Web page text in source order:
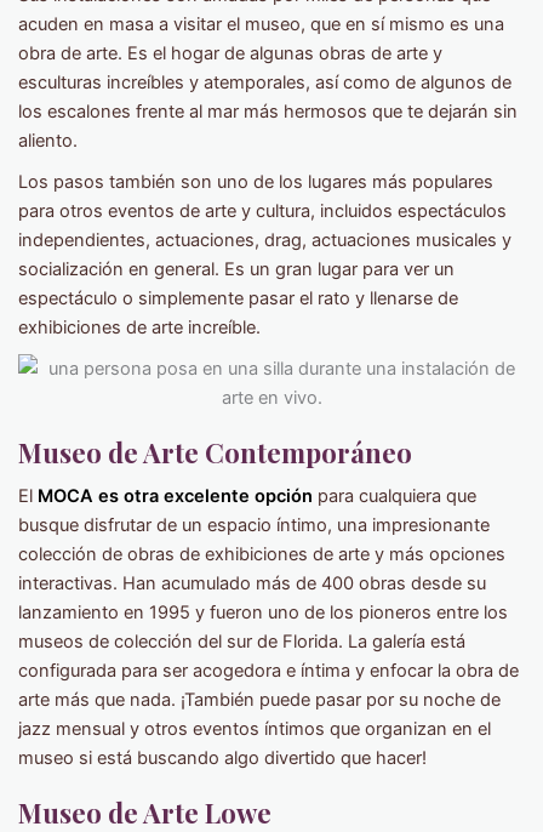
acuden en masa a visitar el museo, que en sí mismo es una
obra de arte. Es el hogar de algunas obras de arte y
esculturas increíbles y atemporales, así como de algunos de
los escalones frente al mar más hermosos que te dejarán sin
aliento.
Los pasos también son uno de los lugares más populares
para otros eventos de arte y cultura, incluidos espectáculos
independientes, actuaciones, drag, actuaciones musicales y
socialización en general. Es un gran lugar para ver un
espectáculo o simplemente pasar el rato y llenarse de
exhibiciones de arte increíble.
Museo de Arte Contemporáneo
El MOCA es otra excelente opción para cualquiera que
busque disfrutar de un espacio íntimo, una impresionante
colección de obras de exhibiciones de arte y más opciones
interactivas. Han acumulado más de 400 obras desde su
lanzamiento en 1995 y fueron uno de los pioneros entre los
museos de colección del sur de Florida. La galería está
configurada para ser acogedora e íntima y enfocar la obra de
arte más que nada. ¡También puede pasar por su noche de
jazz mensual y otros eventos íntimos que organizan en el
museo si está buscando algo divertido que hacer!
Museo de Arte Lowe